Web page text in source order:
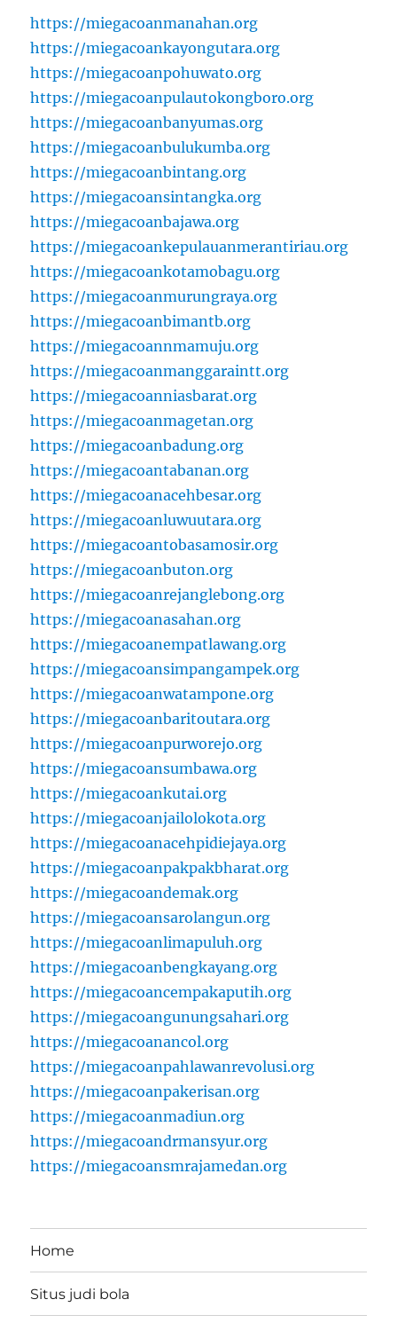
https://miegacoanmanahan.org
https://miegacoankayongutara.org
https://miegacoanpohuwato.org
https://miegacoanpulautokongboro.org
https://miegacoanbanyumas.org
https://miegacoanbulukumba.org
https://miegacoanbintang.org
https://miegacoansintangka.org
https://miegacoanbajawa.org
https://miegacoankepulauanmerantiriau.org
https://miegacoankotamobagu.org
https://miegacoanmurungraya.org
https://miegacoanbimantb.org
https://miegacoannmamuju.org
https://miegacoanmanggaraintt.org
https://miegacoanniasbarat.org
https://miegacoanmagetan.org
https://miegacoanbadung.org
https://miegacoantabanan.org
https://miegacoanacehbesar.org
https://miegacoanluwuutara.org
https://miegacoantobasamosir.org
https://miegacoanbuton.org
https://miegacoanrejanglebong.org
https://miegacoanasahan.org
https://miegacoanempatlawang.org
https://miegacoansimpangampek.org
https://miegacoanwatampone.org
https://miegacoanbaritoutara.org
https://miegacoanpurworejo.org
https://miegacoansumbawa.org
https://miegacoankutai.org
https://miegacoanjailolokota.org
https://miegacoanacehpidiejaya.org
https://miegacoanpakpakbharat.org
https://miegacoandemak.org
https://miegacoansarolangun.org
https://miegacoanlimapuluh.org
https://miegacoanbengkayang.org
https://miegacoancempakaputih.org
https://miegacoangunungsahari.org
https://miegacoanancol.org
https://miegacoanpahlawanrevolusi.org
https://miegacoanpakerisan.org
https://miegacoanmadiun.org
https://miegacoandrmansyur.org
https://miegacoansmrajamedan.org
Home
Situs judi bola